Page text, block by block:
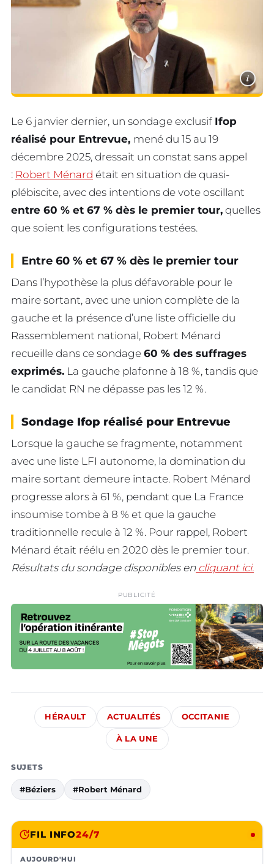
i
Le 6 janvier dernier, un sondage exclusif Ifop
réalisé pour Entrevue, mené du 15 au 19
décembre 2025, dressait un constat sans appel
: Robert Ménard était en situation de quasi-
plébiscite, avec des intentions de vote oscillant
entre 60 % et 67 % dès le premier tour, quelles
que soient les configurations testées.
Entre 60 % et 67 % dès le premier tour
Dans l’hypothèse la plus défavorable pour le
maire sortant, avec une union complète de la
gauche et la présence d’une liste officielle du
Rassemblement national, Robert Ménard
recueille dans ce sondage 60 % des suffrages
exprimés. La gauche plafonne à 18 %, tandis que
le candidat RN ne dépasse pas les 12 %.
Sondage Ifop réalisé pour Entrevue
Lorsque la gauche se fragmente, notamment
avec une liste LFI autonome, la domination du
maire sortant demeure intacte. Robert Ménard
progresse alors à 61 %, pendant que La France
insoumise tombe à 8 % et que la gauche
traditionnelle recule à 12 %. Pour rappel, Robert
Ménard était réélu en 2020 dès le premier tour.
Résultats du sondage disponibles encliquant ici.
PUBLICITÉ
HÉRAULT ACTUALITÉS OCCITANIE
À LA UNE
SUJETS
#Béziers #Robert Ménard
FIL INFO24/7
AUJOURD'HUI